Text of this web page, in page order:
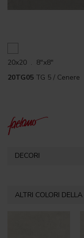
20x20 . 8"x8"
20TG05 TG 5 / Cenere
DECORI
ALTRI COLORI